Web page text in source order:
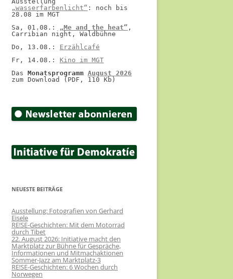
„wasserfarbenlicht“ : noch bis
28.08 im MGT
Sa, 01.08.: „Me and the heat“ ,
Carribian night, Waldbühne
Do, 13.08.: Erzählcafé
Fr, 14.08.: Kino im MGT
Das Monatsprogramm August 2026
zum Download (PDF, 110 Kb)
NEUESTE BEITRÄGE
Ausstellung: Fotografien von Gerhard
Eisele
RE!SE-Geschichten: Mit dem Motorrad
durch Tibet
22. August 2026: Initiative macht den
Marktplatz zur Bühne für Gespräche,
Informationen und Mitmachaktionen
Sommer-Jazz am Marktplatz-3
RE!SE-Geschichten: 6 Wochen durch
Norwegen